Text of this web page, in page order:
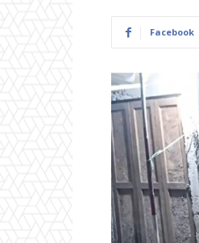
Facebook